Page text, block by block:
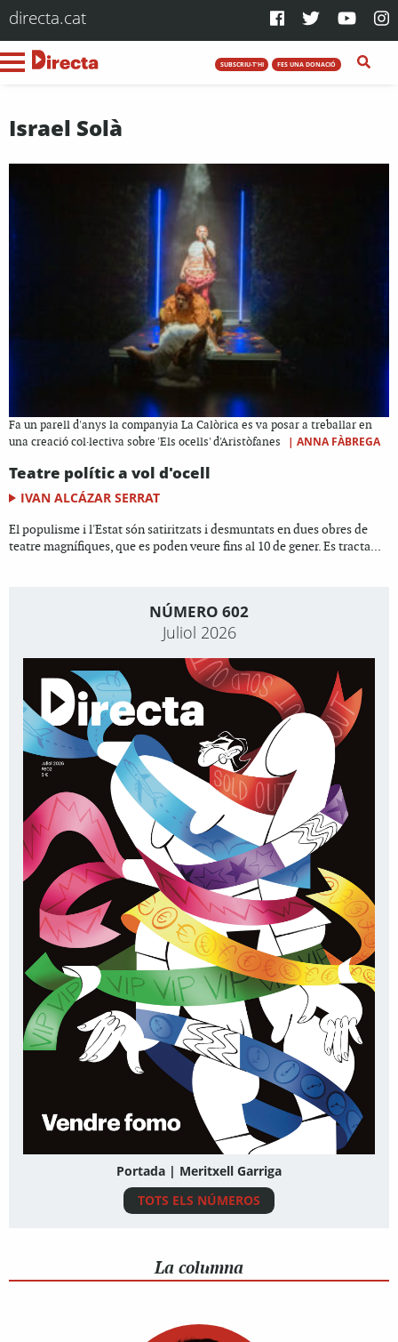
directa.cat
SUBSCRIU-T'HI FES UNA DONACIÓ
Israel Solà
Fa un parell d'anys la companyia La Calòrica es va posar a treballar en
una creació col·lectiva sobre 'Els ocells' d'Aristòfanes
| ANNA FÀBREGA
Teatre polític a vol d'ocell
IVAN ALCÁZAR SERRAT
El populisme i l'Estat són satiritzats i desmuntats en dues obres de
teatre magnífiques, que es poden veure fins al 10 de gener. Es tracta...
NÚMERO 602
Juliol 2026
Portada | Meritxell Garriga
TOTS ELS NÚMEROS
La columna